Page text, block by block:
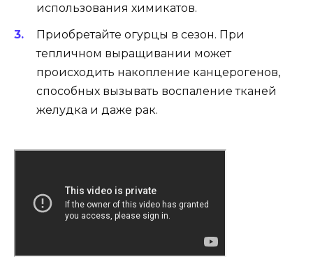
использования химикатов.
Приобретайте огурцы в сезон. При
тепличном выращивании может
происходить накопление канцерогенов,
способных вызывать воспаление тканей
желудка и даже рак.